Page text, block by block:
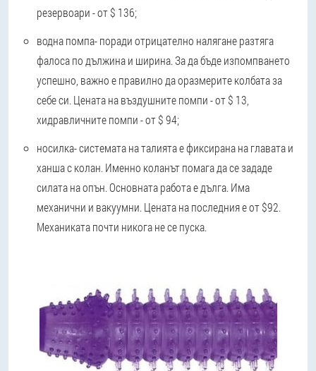
резервоари - от $ 136;
водна помпа- поради отрицателно налягане разтяга
фалоса по дължина и ширина. За да бъде изпомпването
успешно, важно е правилно да оразмерите колбата за
себе си. Цената на въздушните помпи - от $ 13,
хидравличните помпи - от $ 94;
носилка- системата на талията е фиксирана на главата и
ханша с колан. Именно коланът помага да се зададе
силата на опън. Основната работа е дълга. Има
механични и вакуумни. Цената на последния е от $92.
Механиката почти никога не се пуска.